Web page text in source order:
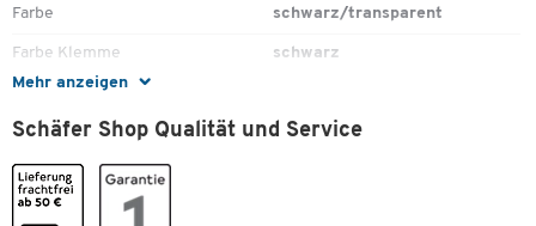
Mehr anzeigen
Farbe schwarz/transparent
Farbe Klemme schwarz
Farbe Vorderdeckel
Füllhöhe [mm] 3
Geeignet für
Höhe [mm]
Schäfer Shop Qualität und Service